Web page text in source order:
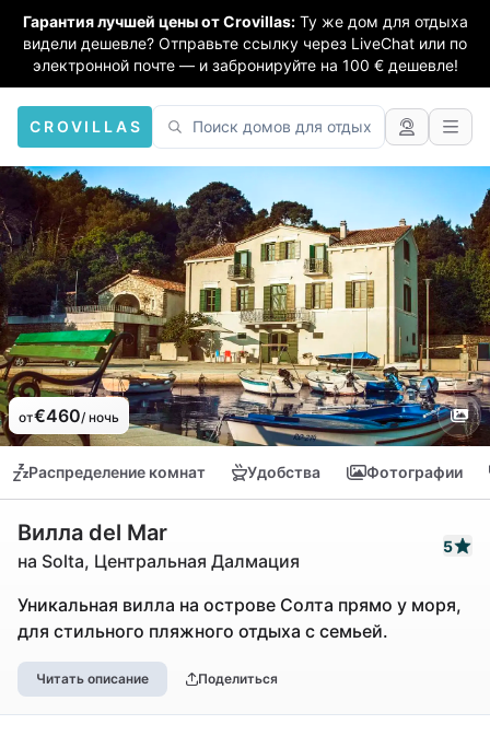
Гарантия лучшей цены от Crovillas: Ту же дом для отдыха
видели дешевле? Отправьте ссылку через LiveChat или по
электронной почте — и забронируйте на 100 € дешевле!
CROVILLAS
от€460/ ночь
Распределение комнат Удобства Фотографии
Вилла del Mar
на Solta, Центральная Далмация
5
Уникальная вилла на острове Солта прямо у моря,
для стильного пляжного отдыха с семьей.
Читать описание Поделиться